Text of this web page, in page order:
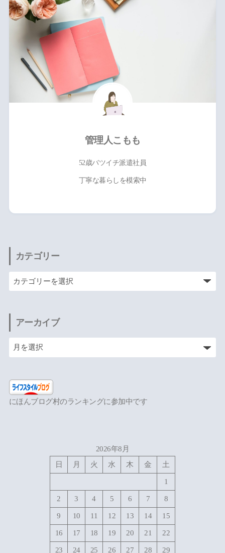
管理人こもも
52歳バツイチ派遣社員
丁寧な暮らしを模索中
カテゴリー
アーカイブ
にほんブログ村のランキングに参加中です
2026年8月
日
月 火 水 木 金 土
1
2 3 4 5 6 7 8
9 10 11 12 13 14 15
16 17 18 19 20 21 22
23 24 25 26 27 28 29